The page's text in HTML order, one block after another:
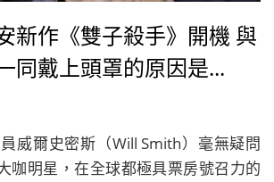
新作《雙子殺手》開機 與
同戴上頭罩的原因是...
威爾史密斯（Will Smith）毫無疑問
咖明星，在全球都極具票房號召力的